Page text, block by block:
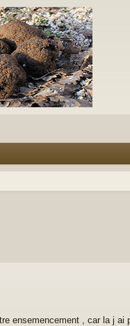
ensemencement , car la j ai